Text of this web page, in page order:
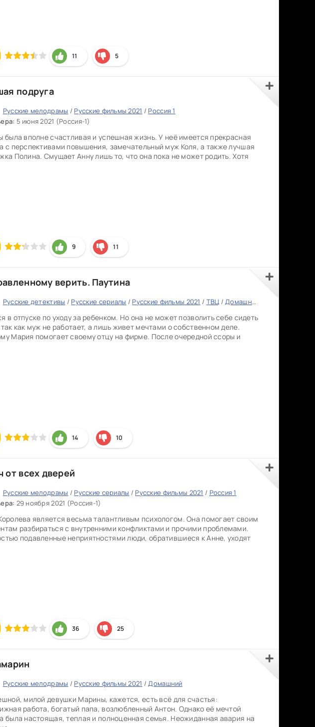
11 5
подруга
Русские мелодрамы / Русские фильмы 2021 / Россия 1
5 июня 2021 (Россия-1)
была вполне счастливая и успешная жизнь. У неё имеется прекрасная
с перспективами повышения, замечательный муж Коля, а также лучшая
Полина. Смущает Анну лишь то, что она пока не может родить. Хотя
9 11
верить. Паутина
Русские детективы / Русские сериалы / Русские фильмы 2021 / ТВЦ/Домашний
в отпуске по уходу за ребенком. Но она не может позволить себе сидеть
как муж не работает, а лишь живет мечтами о собственном деле.
Мария помогает своему отцу на фирме. После очередной ссоры и
14 10
от всех дверей
Русские мелодрамы / Русские сериалы / Русские фильмы 2021 / Россия 1
29 ноября 2021 (Россия-1)
является весьма талантливым психологом. Она помогает своим
разбираться с внутренними конфликтами и прочими проблемами.
подавленные неприятностями люди, обратившиеся к Анне, уходят
36 25
Русские мелодрамы / Русские фильмы 2021 /Домашний
милой девушки Марины, кажется, есть всё для счастья:
работа, богатый папа, возлюбленный Антон. Однако её мечтой
была настоящая, теплая и полноценная семья. Неожиданная авария на